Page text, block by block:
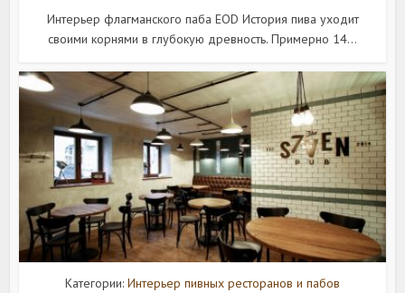
Интерьер флагманского паба EOD История пива уходит
своими корнями в глубокую древность. Примерно 14...
Категории: Интерьер пивных ресторанов и пабов